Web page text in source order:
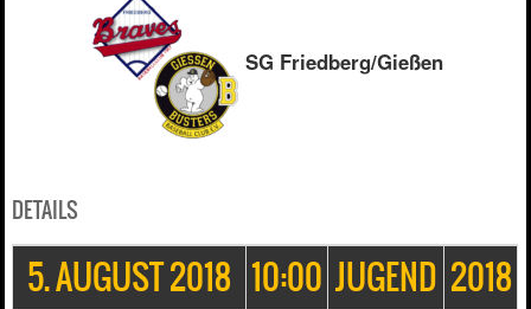
SG Friedberg/Gießen
DETAILS
5. AUGUST 2018 10:00 JUGEND 2018